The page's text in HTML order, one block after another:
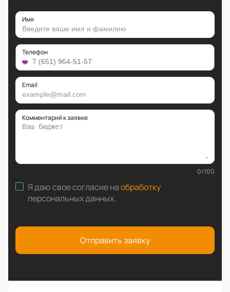
Имя
Телефон
Email
Комментарий к заявке
0/100
Я даю свое согласие наобработку
персональных данных.
Отправить заявку